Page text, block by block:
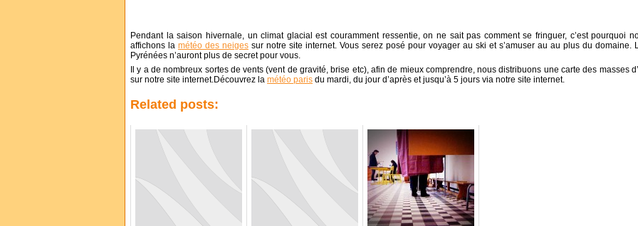
Pendant la saison hivernale, un climat glacial est couramment ressentie, on ne sait pas comment se fringuer, c’est pourquoi
affichons la météo des neiges sur notre site internet. Vous serez posé pour voyager au ski et s’amuser au au plus du domaine.
Pyrénées n’auront plus de secret pour vous.
Il y a de nombreux sortes de vents (vent de gravité, brise etc), afin de mieux comprendre, nous distribuons une carte des masses
sur notre site internet.Découvrez la météo paris du mardi, du jour d’après et jusqu’à 5 jours via notre site internet.
Related posts: